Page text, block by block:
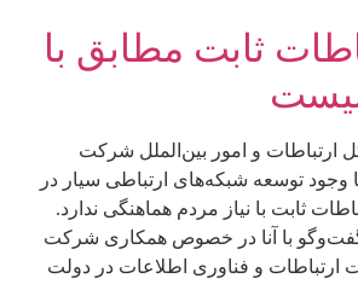
ثابت مطابق با
ارتباطات و امور بین‌الملل شرکت
وجود توسعه شبکه‌های ارتباطی سیار در
ثابت با نیاز مردم هماهنگی ندارد.
با آنا در خصوص همکاری شرکت
ارتباطات و فناوری اطلاعات در دولت